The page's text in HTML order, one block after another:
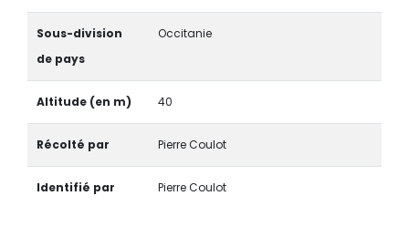
Sous-division
de pays
Occitanie
Altitude (en m) 40
Récolté par Pierre Coulot
Identifié par Pierre Coulot